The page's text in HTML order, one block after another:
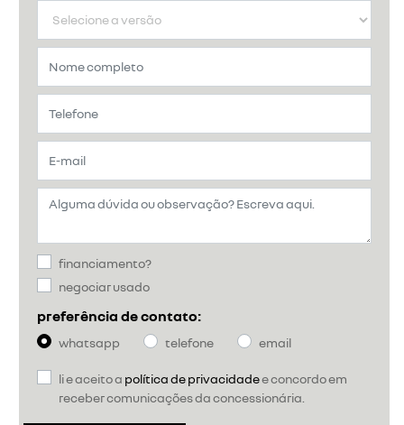
financiamento?
negociar usado
preferência de contato:
whatsapp telefone email
li e aceito a política de privacidadee concordo em
receber comunicações da concessionária.